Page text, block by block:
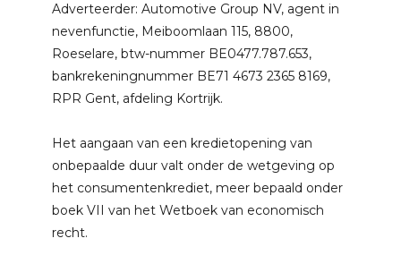
Adverteerder: Automotive Group NV, agent in
nevenfunctie, Meiboomlaan 115, 8800,
Roeselare, btw-nummer BE0477.787.653,
bankrekeningnummer BE71 4673 2365 8169,
RPR Gent, afdeling Kortrijk.
Het aangaan van een kredietopening van
onbepaalde duur valt onder de wetgeving op
het consumentenkrediet, meer bepaald onder
boek VII van het Wetboek van economisch
recht.